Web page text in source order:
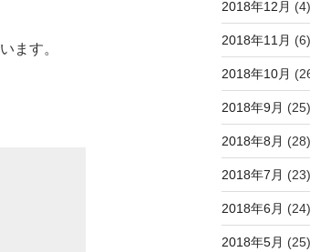
ます。
2018年12月 (4)
2018年11月 (6)
2018年10月
2018年9月 (25)
2018年8月 (28)
2018年7月 (23)
2018年6月 (24)
2018年5月 (25)